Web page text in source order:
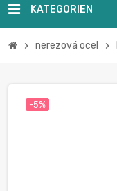
KATEGORIEN
chevron_right nerezová ocel chevron_right
-5%